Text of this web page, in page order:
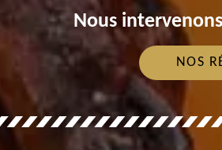
Nous
NOS